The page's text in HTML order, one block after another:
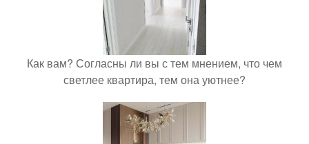
Как вам? Согласны ли вы с тем мнением, что чем
светлее квартира, тем она уютнее?